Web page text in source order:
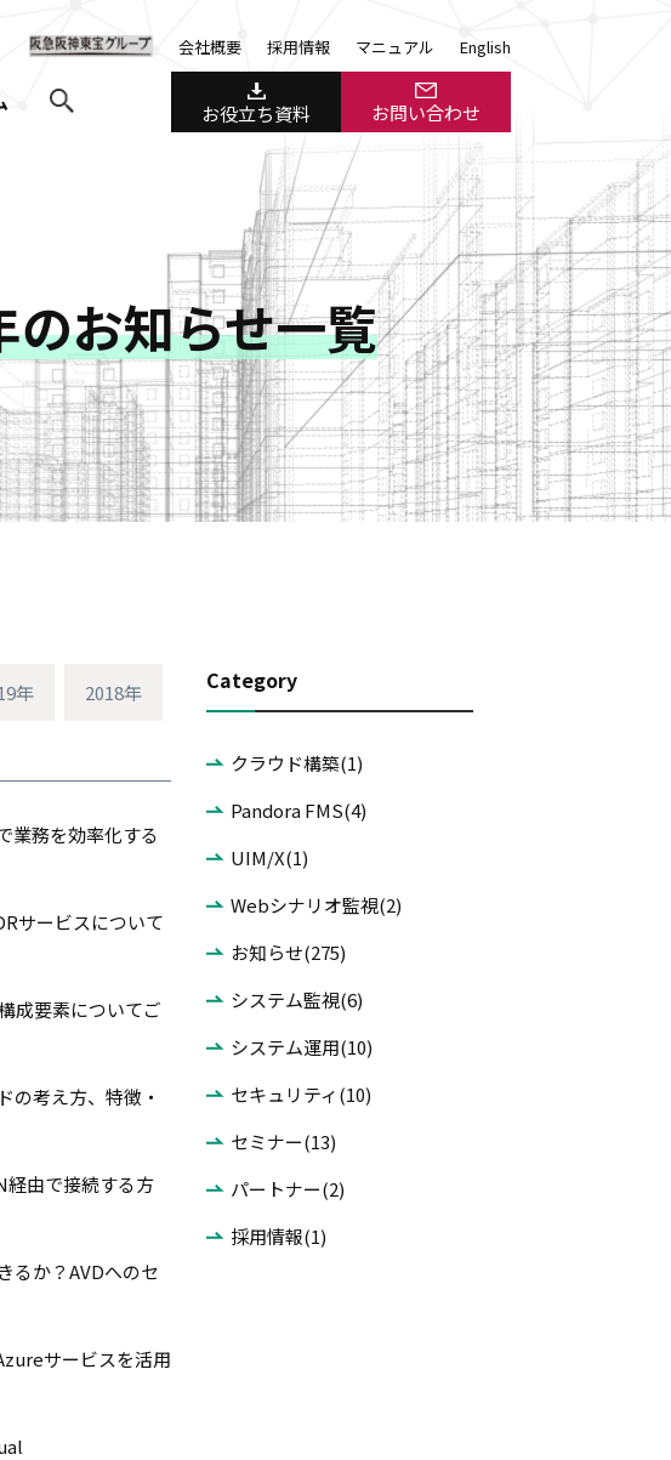
会社概要 採用情報 マニュアル English
お役立ち資料 お問い合わせ
お知らせ一覧
年 2018年
業務を効率化する
サービスについて
成要素についてご
考え方、特徴・
由で接続する方
るか？AVDへのセ
サービスを活用
Category
クラウド構築(1)
Pandora FMS(4)
UIM/X(1)
Webシナリオ監視(2)
お知らせ(275)
システム監視(6)
システム運用(10)
セキュリティ(10)
セミナー(13)
パートナー(2)
採用情報(1)